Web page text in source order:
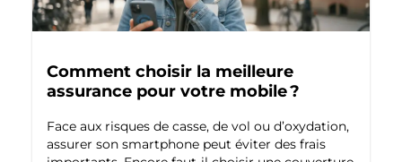
Comment choisir la meilleure
assurance pour votre mobile ?
Face aux risques de casse, de vol ou d’oxydation,
assurer son smartphone peut éviter des frais